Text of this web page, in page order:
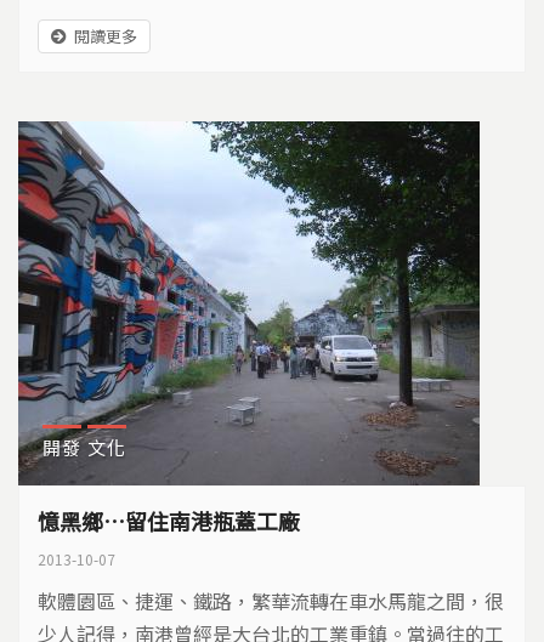
北市華光社區的這片樹林…
閱讀更多
開發 文化
憶黑鄉…留住南港瓶蓋工廠
2013-10-07
軟體園區、捷運、鐵路，繁華流轉在車水馬龍之間，很
少人記得，南港曾經是大台北的工業重鎮。當過往的工